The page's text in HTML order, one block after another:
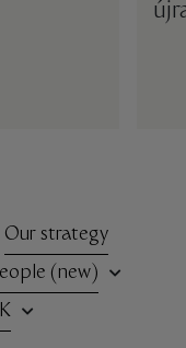
Our strategy
(new)